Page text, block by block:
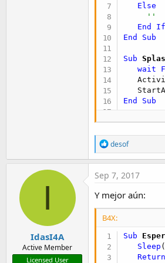
Else
''
End
If
End
Sub
Sub
wait
End
Sub
   ti =
Do
Loop
R
e
a
c
o
n
s
desof
I
IdasI4A
Active Member
Licensed User
Sep 7, 2017
Y mejor aún:
B4X:
Sub
Sleep
Return